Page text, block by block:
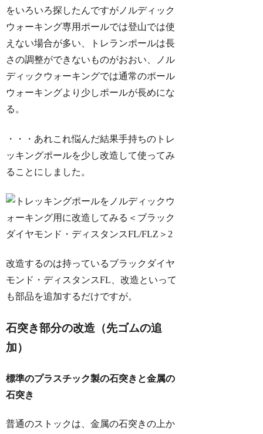
をいろいろ探したんですがノルディック
ウォーキング専用ポールでは登山では使
えない場合が多い、トレランポールは長
さの調整ができないものがおおい、ノル
ディックウォーキングでは通常のポール
ウォーキングより少しポールが長めにな
る。
・・・あれこれ悩んだ結果手持ちのトレ
ッキングポールを少し改造して使ってみ
ることにしました。
改造するのは持っているブラックダイヤ
モンド・ディスタンスFL、改造といって
も部品を追加するだけですが。
石突き部分の改造（先ゴムの追
加）
標準のプラスチック製の石突きと金属の
石突き
普通のストックは、金属の石突きの上か